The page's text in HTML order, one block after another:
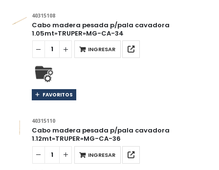
40315108
Cabo madera pesada p/pala cavadora
1.05mt»TRUPER»MG-CA-34
INGRESAR
FAVORITOS
40315110
Cabo madera pesada p/pala cavadora
1.12mt»TRUPER»MG-CA-36
INGRESAR